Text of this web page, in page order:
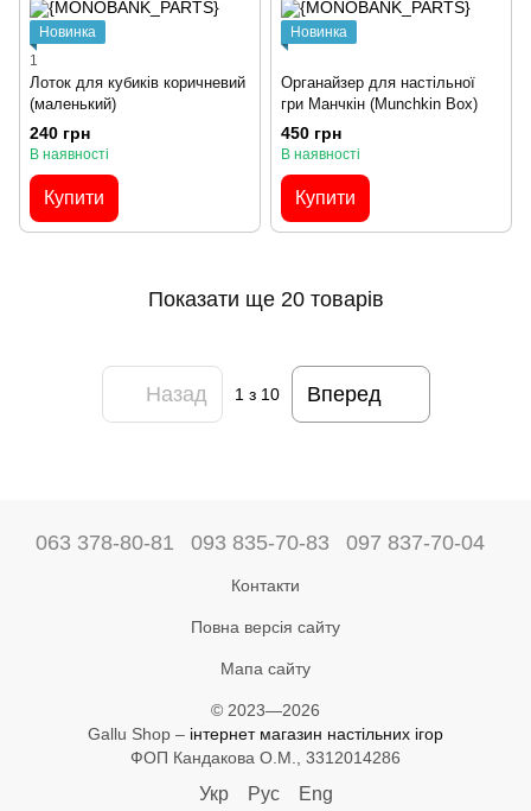
Новинка
1
Лоток для кубиків коричневий
(маленький)
240 грн
В наявності
Купити
Новинка
Органайзер для настільної
гри Манчкін (Munchkin Box)
450 грн
В наявності
Купити
Показати ще 20 товарів
Назад 1з 10 Вперед
063 378-80-81 093 835-70-83 097 837-70-04
Контакти
Повна версія сайту
Мапа сайту
© 2023—2026
Gallu Shop – інтернет магазин настільних ігор
ФОП Кандакова О.М., 3312014286
Укр Рус Eng